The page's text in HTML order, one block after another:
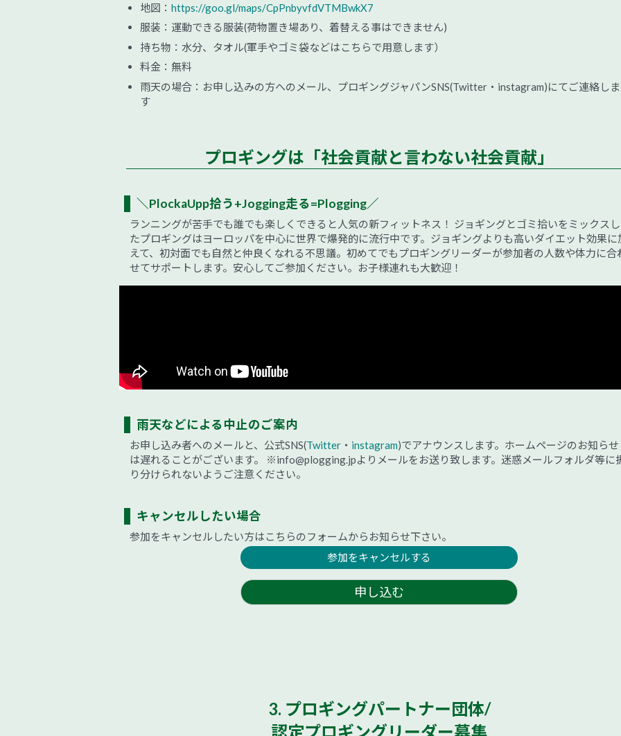
地図： https://goo.gl/maps/CpPnbyvfdVTMBwkX7
服装：運動できる服装(荷物置き場あり、着替える事はできません)
持ち物：水分、タオル(軍手やゴミ袋などはこちらで用意します）
料金：無料
雨天の場合：お申し込みの方へのメール、プロギングジャパンSNS(Twitter・instagram)にてご連絡しま
す
プロギングは「社会貢献と言わない社会貢献」
＼PlockaUpp拾う+Jogging走る=Plogging／
ランニングが苦手でも誰でも楽しくできると人気の新フィットネス！ ジョギングとゴミ拾いをミックスし
たプロギングはヨーロッパを中心に世界で爆発的に流行中です。ジョギングよりも高いダイエット効果に
えて、初対面でも自然と仲良くなれる不思議。初めてでもプロギングリーダーが参加者の人数や体力に合
せてサポートします。安心してご参加ください。お子様連れも大歓迎！
雨天などによる中止のご案内
お申し込み者へのメールと、公式SNS(Twitter ・ instagram)でアナウンスします。ホームページのお知らせ
は遅れることがございます。
※info@plogging.jpよりメールをお送り致します。迷惑メールフォルダ等に
り分けられないようご注意ください。
キャンセルしたい場合
参加をキャンセルしたい方はこちらのフォームからお知らせ下さい。
参加をキャンセルする
申し込む
4. 企業や行政の方へ
一緒に明るい未来をつくりま